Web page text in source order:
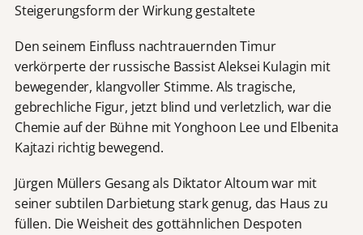
Steigerungsform der Wirkung gestaltete
Den seinem Einfluss nachtrauernden Timur
verkörperte der russische Bassist Aleksei Kulagin mit
bewegender, klangvoller Stimme. Als tragische,
gebrechliche Figur, jetzt blind und verletzlich, war die
Chemie auf der Bühne mit Yonghoon Lee und Elbenita
Kajtazi richtig bewegend.
Jürgen Müllers Gesang als Diktator Altoum war mit
seiner subtilen Darbietung stark genug, das Haus zu
füllen. Die Weisheit des gottähnlichen Despoten